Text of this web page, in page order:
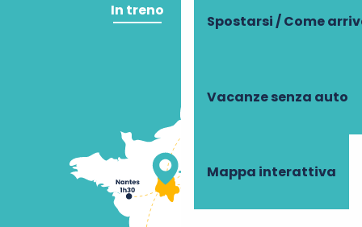
Spostarsi / Come
Vacanze senza auto
Mappa interattiva
In treno